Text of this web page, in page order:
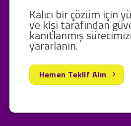
Kalıcı bir çözüm için
ve kişi tarafından
kanıtlanmış
yararlanın.
Hemen Teklif Alın